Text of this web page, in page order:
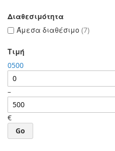
Διαθεσιμότητα
Άμεσα διαθέσιμο 7
Τιμή
0500
–
€
Go